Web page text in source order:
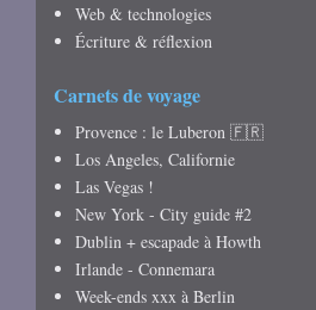
Web & technologies
Écriture & réflexion
Carnets de voyage
Provence : le Luberon 🇫🇷
Los Angeles, Californie
Las Vegas !
New York - City guide #2
Dublin + escapade à Howth
Irlande - Connemara
Week-ends xxx à Berlin